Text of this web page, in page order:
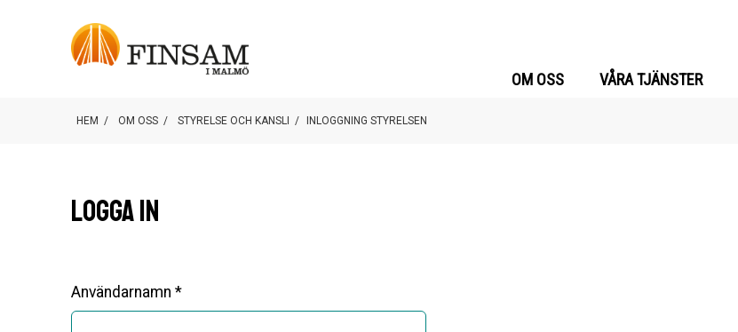
OM OSS VÅRA TJÄNSTER
HEM / OM OSS / STYRELSE OCH KANSLI / INLOGGNING STYRELSEN
Logga in
Användarnamn *